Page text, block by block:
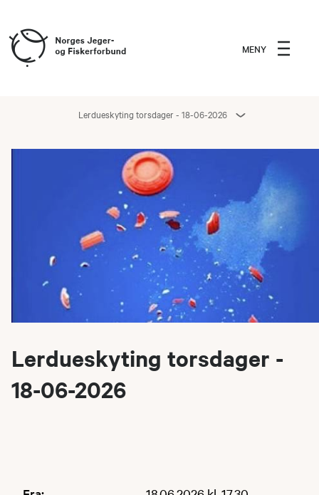
MENY
Lerdueskyting torsdager - 18-06-2026
Lerdueskyting torsdager -
18-06-2026